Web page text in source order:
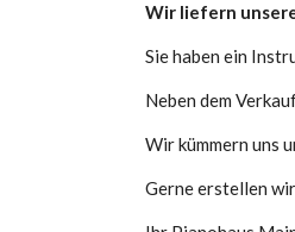
Wir liefern
Sie haben ein
Neben dem
Wir kümmern uns
Gerne erstellen